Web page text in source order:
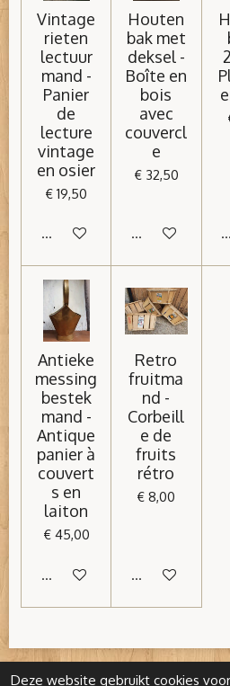
Deze website gebruikt cookies
Vintage
rieten
lectuur
mand -
Panier
de
lecture
vintage
en osier
€ 19,50
In winkelwagen
Houten
bak met
deksel -
Boîte en
bois
avec
couvercl
e
€ 32,50
In winkelwagen
Antieke
messing
bestek
mand -
Antique
panier à
couvert
s en
laiton
€ 45,00
In winkelwagen
Retro
fruitma
nd -
Corbeill
e de
fruits
rétro
€ 8,00
In winkelwagen